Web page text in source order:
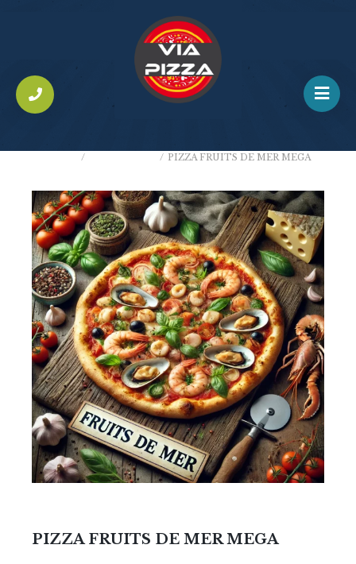
/ / PIZZA FRUITS DE MER MEGA
PIZZA FRUITS DE MER MEGA